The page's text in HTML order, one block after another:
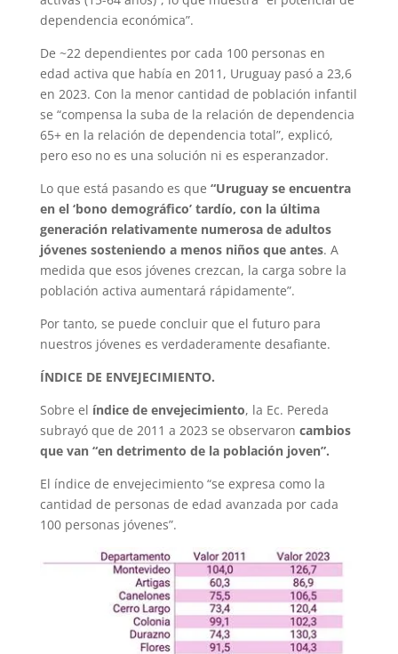
dependencia económica”.
De ~22 dependientes por cada 100 personas en
edad activa que había en 2011, Uruguay pasó a 23,6
en 2023. Con la menor cantidad de población infantil
se “compensa la suba de la relación de dependencia
65+ en la relación de dependencia total”, explicó,
pero eso no es una solución ni es esperanzador.
Lo que está pasando es que “Uruguay se encuentra
en el ‘bono demográfico’ tardío, con la última
generación relativamente numerosa de adultos
jóvenes sosteniendo a menos niños que antes. A
medida que esos jóvenes crezcan, la carga sobre la
población activa aumentará rápidamente”.
Por tanto, se puede concluir que el futuro para
nuestros jóvenes es verdaderamente desafiante.
ÍNDICE DE ENVEJECIMIENTO.
Sobre el índice de envejecimiento, la Ec. Pereda
subrayó que de 2011 a 2023 se observaron cambios
que van “en detrimento de la población joven”.
El índice de envejecimiento “se expresa como la
cantidad de personas de edad avanzada por cada
100 personas jóvenes”.